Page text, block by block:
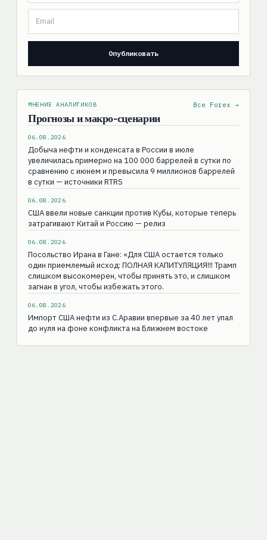
МНЕНИЕ АНАЛИТИКОВ
Прогнозы и макро-сценарии
Все Forex →
06.08.2026
Добыча нефти и конденсата в России в июле
увеличилась примерно на 100 000 баррелей в сутки по
сравнению с июнем и превысила 9 миллионов баррелей
в сутки — источники RTRS
06.08.2026
США ввели новые санкции против Кубы, которые теперь
затрагивают Китай и Россию — релиз
06.08.2026
Посольство Ирана в Гане: «Для США остаeтся только
один приемлемый исход: ПОЛНАЯ КАПИТУЛЯЦИЯ!!! Трамп
слишком высокомерен, чтобы принять это, и слишком
загнан в угол, чтобы избежать этого.
06.08.2026
Импорт США нефти из С.Аравии впервые за 40 лет упал
до нуля на фоне конфликта на Ближнем востоке